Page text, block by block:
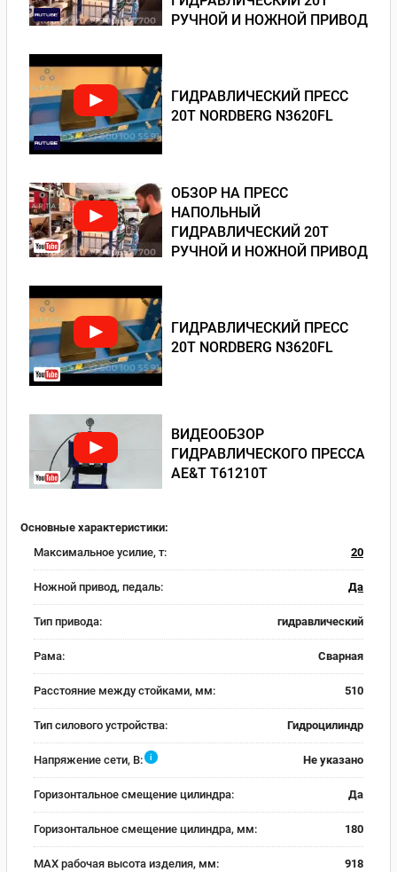
РУЧНОЙ И НОЖНОЙ ПРИВОД
ГИДРАВЛИЧЕСКИЙ ПРЕСС
20Т NORDBERG N3620FL
ОБЗОР НА ПРЕСС
НАПОЛЬНЫЙ
ГИДРАВЛИЧЕСКИЙ 20Т
РУЧНОЙ И НОЖНОЙ ПРИВОД
ГИДРАВЛИЧЕСКИЙ ПРЕСС
20Т NORDBERG N3620FL
ВИДЕООБЗОР
ГИДРАВЛИЧЕСКОГО ПРЕССА
AE&T T61210T
Основные характеристики:
Максимальное усилие, т:
20
Ножной привод, педаль: Да
Тип привода: гидравлический
Рама: Сварная
Расстояние между стойками, мм: 510
Тип силового устройства: Гидроцилиндр
Напряжение сети, В: i Не указано
Горизонтальное смещение цилиндра: Да
Горизонтальное смещение цилиндра, мм: 180
MAX рабочая высота изделия, мм: 918